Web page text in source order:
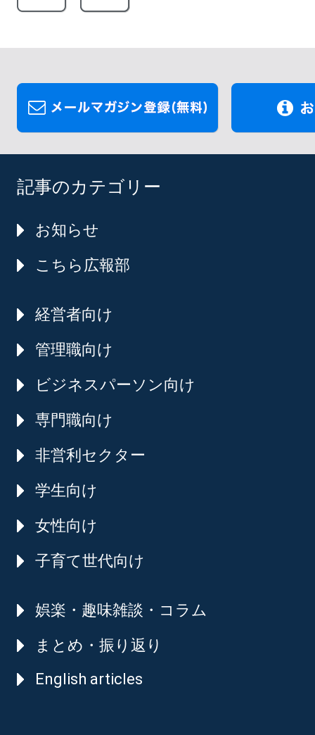
記事のカテゴリー
お知らせ
こちら広報部
経営者向け
管理職向け
ビジネスパーソン向け
専門職向け
非営利セクター
学生向け
女性向け
子育て世代向け
娯楽・趣味雑談・コラム
まとめ・振り返り
English articles